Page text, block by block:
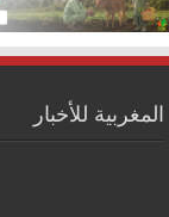
المغربية للأخبار